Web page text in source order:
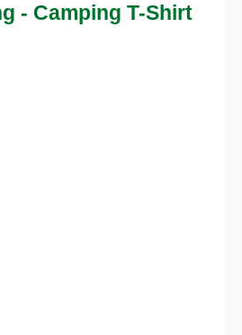
- Camping T-Shirt